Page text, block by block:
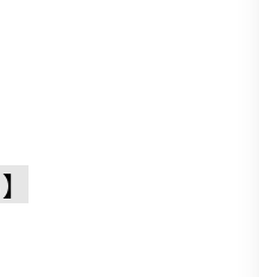
】